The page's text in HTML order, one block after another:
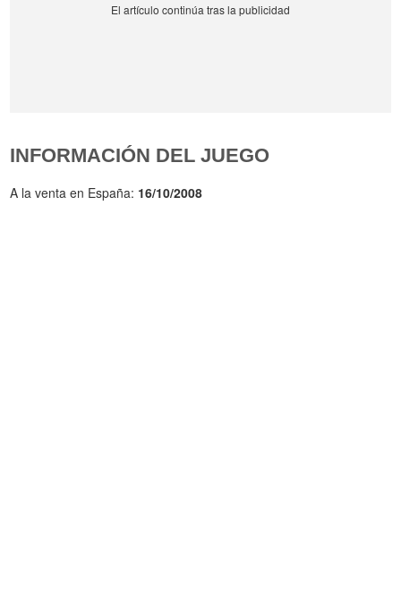
INFORMACIÓN DEL JUEGO
A la venta en España: 16/10/2008